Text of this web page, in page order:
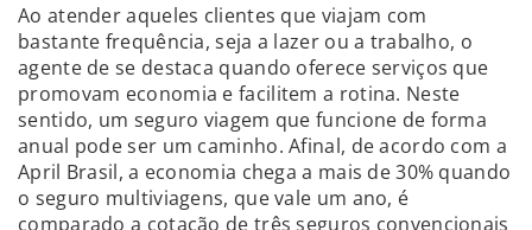
Ao atender aqueles clientes que viajam com
bastante frequência, seja a lazer ou a trabalho, o
agente de se destaca quando oferece serviços que
promovam economia e facilitem a rotina. Neste
sentido, um seguro viagem que funcione de forma
anual pode ser um caminho. Afinal, de acordo com a
April Brasil, a economia chega a mais de 30% quando
o seguro multiviagens, que vale um ano, é
comparado a cotação de três seguros convencionais